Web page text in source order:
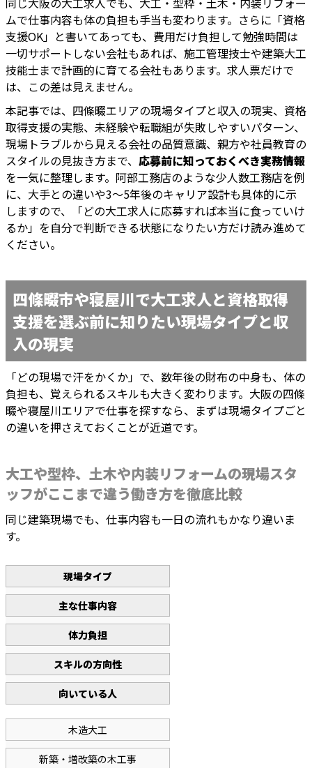
ムで仕事内容も体の負担も手当も変わります。さらに「資格
支援OK」と書いてあっても、費用だけ負担して勉強時間は
一切サポートしない会社もあれば、施工管理技士や建築大工
技能士まで計画的に育てる会社もあります。求人票だけで
は、この差は見えません。
本記事では、四條畷エリアの現場タイプと収入の現実、資格
取得支援の実態、未経験や転職組が失敗しやすいパターン、
現場トラブルから見える会社の品質意識、親方や社員教育の
スタイルの見抜き方まで、 応募前に知っておくべき実務情報
を一気に整理します。阿部工務店のような少人数工務店を例
に、大手との違いや3〜5年後のキャリア設計も具体的に示
しますので、「どの大工求人に応募すれば本当に食っていけ
るか」を自分で判断できる状態になりたい方だけ読み進めて
ください。
四條畷市や寝屋川で大工求人と資格取得
支援を選ぶ前に知りたい現場タイプと収
入の現実
「どの現場で汗をかくか」で、数年後の財布の中身も、体の
負担も、覚えられるスキルも大きく変わります。大阪の四條
畷や寝屋川エリアで仕事を探すなら、まずは現場タイプごと
の違いを押さえておくことが近道です。
大工や型枠、土木や内装リフォームの現場スタ
ッフがここまで違う働き方を徹底比較
同じ建築現場でも、仕事内容も一日の流れもかなり違いま
す。
現場タイプ
主な仕事内容
体力負担
スキルの方向性
向いている人
木造大工
新築・増改築の木工事